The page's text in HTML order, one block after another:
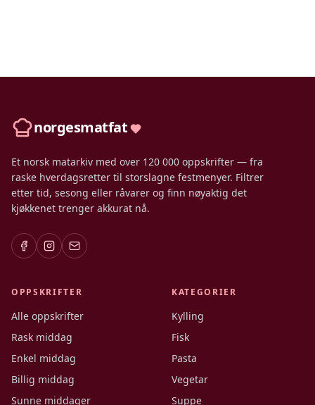
norgesmatfat
Et norsk matarkiv med over 120 000 oppskrifter — fra
raske hverdagsretter til storslagne festmenyer. Filtrer
etter tid, sesong eller råvarer og finn nøyaktig det
kjøkkenet trenger akkurat nå.
OPPSKRIFTER
Alle oppskrifter
Rask middag
Enkel middag
Billig middag
Sunne middager
KATEGORIER
Kylling
Fisk
Pasta
Vegetar
Suppe